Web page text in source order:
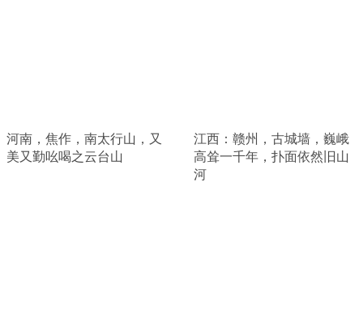
河南，焦作，南太行山，又
美又勤吆喝之云台山
江西：赣州，古城墙，巍峨
高耸一千年，扑面依然旧山
河